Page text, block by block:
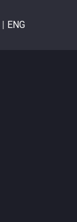
| ENG